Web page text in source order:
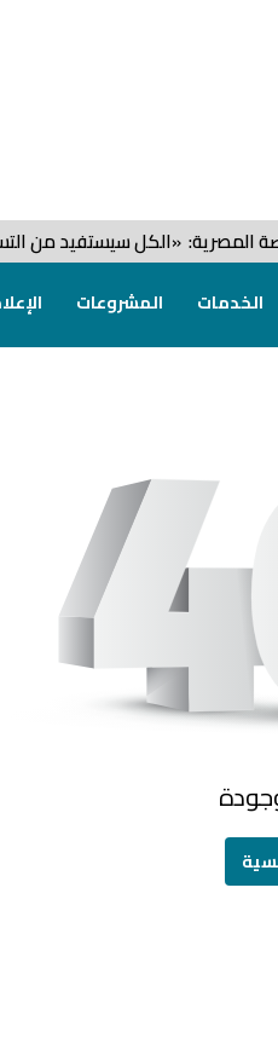
«الكل سيستفيد من
الخدمات المشروعات